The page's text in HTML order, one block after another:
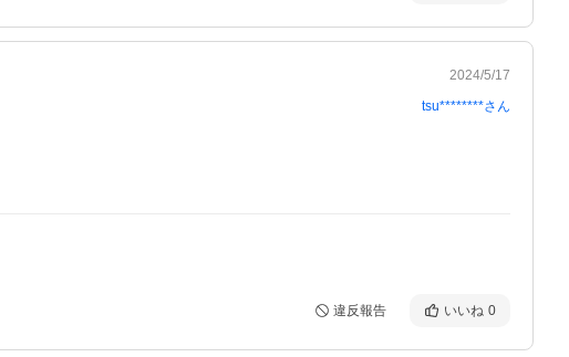
2024/5/17
tsu********さん
違反報告 いいね 0